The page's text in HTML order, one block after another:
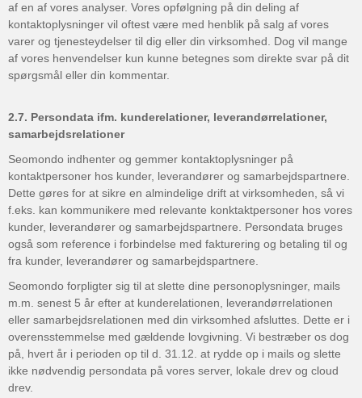
af en af vores analyser. Vores opfølgning på din deling af
kontaktoplysninger vil oftest være med henblik på salg af vores
varer og tjenesteydelser til dig eller din virksomhed. Dog vil mange
af vores henvendelser kun kunne betegnes som direkte svar på dit
spørgsmål eller din kommentar.
2.7. Persondata ifm. kunderelationer, leverandørrelationer,
samarbejdsrelationer
Seomondo indhenter og gemmer kontaktoplysninger på
kontaktpersoner hos kunder, leverandører og samarbejdspartnere.
Dette gøres for at sikre en almindelige drift at virksomheden, så vi
f.eks. kan kommunikere med relevante konktaktpersoner hos vores
kunder, leverandører og samarbejdspartnere. Persondata bruges
også som reference i forbindelse med fakturering og betaling til og
fra kunder, leverandører og samarbejdspartnere.
Seomondo forpligter sig til at slette dine personoplysninger, mails
m.m. senest 5 år efter at kunderelationen, leverandørrelationen
eller samarbejdsrelationen med din virksomhed afsluttes. Dette er i
overensstemmelse med gældende lovgivning. Vi bestræber os dog
på, hvert år i perioden op til d. 31.12. at rydde op i mails og slette
ikke nødvendig persondata på vores server, lokale drev og cloud
drev.